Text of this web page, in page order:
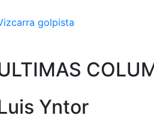
golpista
Yntor